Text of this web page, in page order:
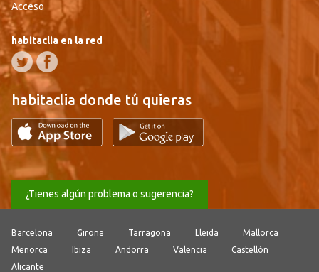
Acceso
habitaclia en la red
habitaclia donde tú quieras
¿Tienes algún problema o sugerencia?
Barcelona Girona Tarragona Lleida
Mallorca
Menorca
Ibiza Andorra Valencia
Castellón
Alicante